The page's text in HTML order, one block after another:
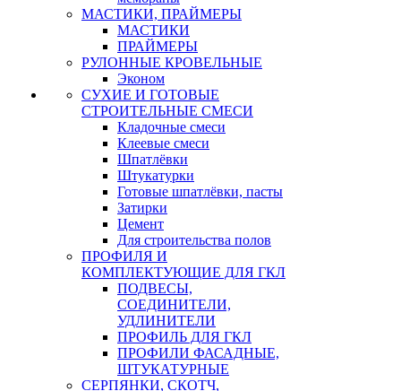
МАСТИКИ, ПРАЙМЕРЫ
МАСТИКИ
ПРАЙМЕРЫ
РУЛОННЫЕ КРОВЕЛЬНЫЕ
Эконом
СУХИЕ И ГОТОВЫЕ
СТРОИТЕЛЬНЫЕ СМЕСИ
Кладочные смеси
Клеевые смеси
Шпатлёвки
Штукатурки
Готовые шпатлёвки, пасты
Затирки
Цемент
Для строительства полов
ПРОФИЛЯ И
КОМПЛЕКТУЮЩИЕ ДЛЯ ГКЛ
ПОДВЕСЫ,
СОЕДИНИТЕЛИ,
УДЛИНИТЕЛИ
ПРОФИЛЬ ДЛЯ ГКЛ
ПРОФИЛИ ФАСАДНЫЕ,
ШТУКАТУРНЫЕ
СЕРПЯНКИ, СКОТЧ,